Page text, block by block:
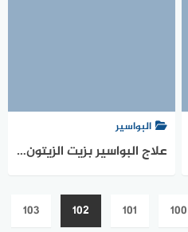
البواسير
علاج البواسير بزيت الزيتون والثوم
100
101
102
103